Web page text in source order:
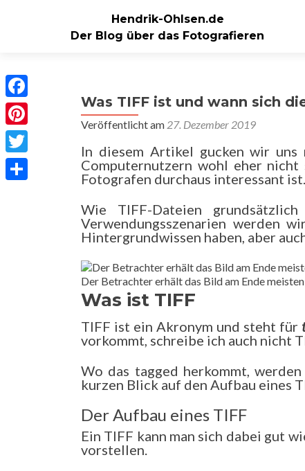
Hendrik-Ohlsen.de
Der Blog über das Fotografieren
Was TIFF ist und wann sich
Veröffentlicht am 27. Dezember 2019
In diesem Artikel gucken wir
Computernutzern wohl eher
Fotografen durchaus interessant ist.
Wie TIFF-Dateien
Verwendungsszenarien werden
Hintergrundwissen haben, aber
Der Betrachter erhält das Bild am Ende
Was ist TIFF
TIFF ist ein Akronym und steht für
vorkommt, schreibe ich auch nicht
Wo das tagged herkommt,
kurzen Blick auf den Aufbau eines
Der Aufbau eines TIFF
Ein TIFF kann man sich dabei gut
vorstellen.
Facebook
Pinterest
Twitter